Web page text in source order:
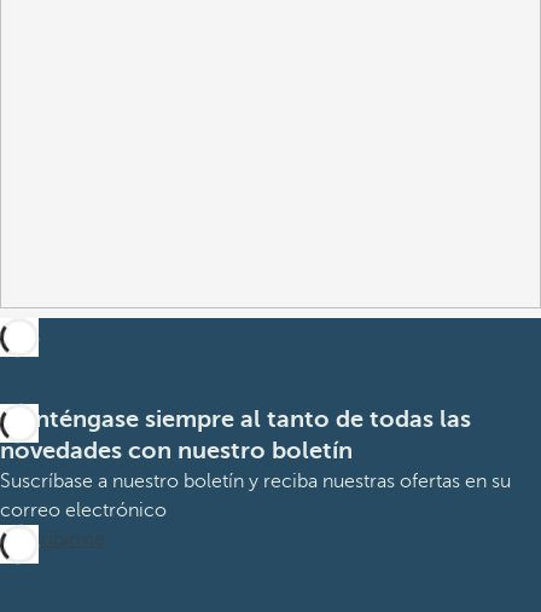
Manténgase siempre al tanto de todas las
novedades con nuestro boletín
Suscríbase a nuestro boletín y reciba nuestras ofertas en su
correo electrónico
Suscribirme